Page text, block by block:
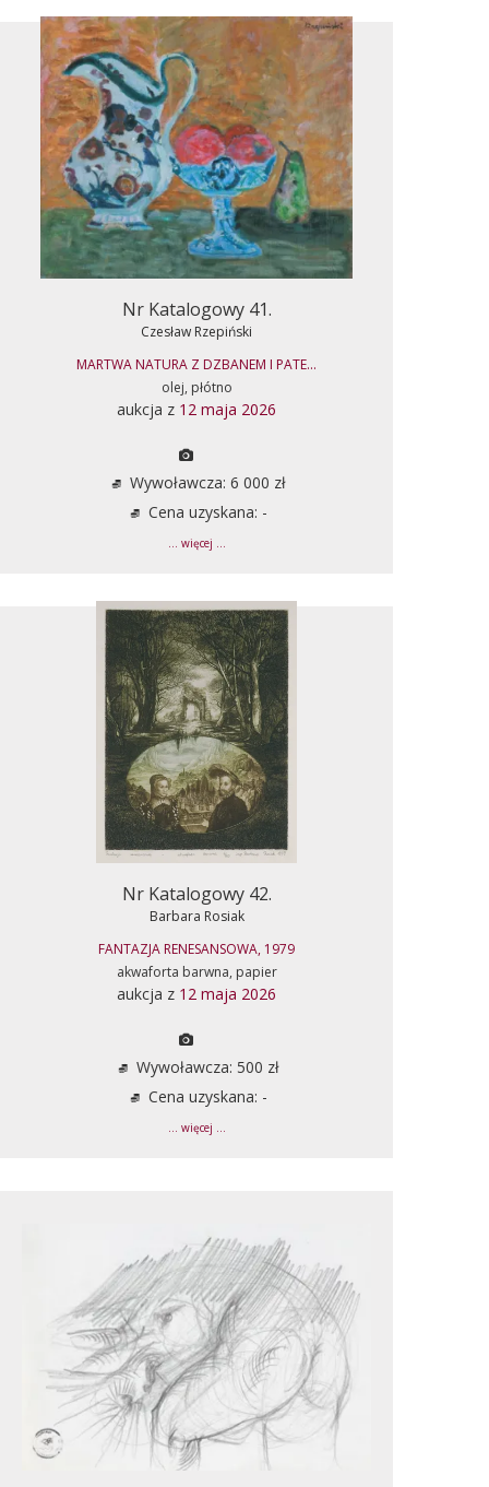
Nr Katalogowy 41.
Czesław Rzepiński
MARTWA NATURA Z DZBANEM I PATE...
olej, płótno
aukcja z 12 maja 2026
Wywoławcza: 6 000 zł
Cena uzyskana: -
... więcej ...
Nr Katalogowy 42.
Barbara Rosiak
FANTAZJA RENESANSOWA, 1979
akwaforta barwna, papier
aukcja z 12 maja 2026
Wywoławcza: 500 zł
Cena uzyskana: -
... więcej ...